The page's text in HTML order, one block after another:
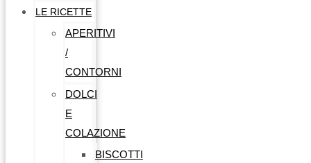
LE RICETTE
APERITIVI
/
CONTORNI
DOLCI
E
COLAZIONE
BISCOTTI